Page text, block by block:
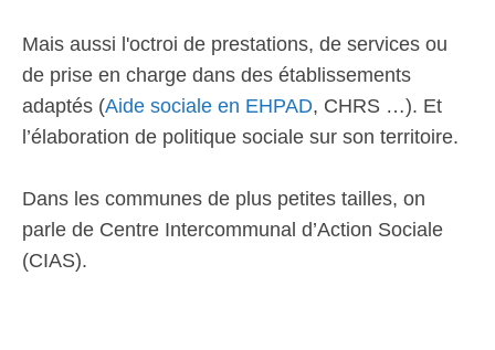
Mais aussi l'octroi de prestations, de services ou
de prise en charge dans des établissements
adaptés (Aide sociale en EHPAD, CHRS …). Et
l’élaboration de politique sociale sur son territoire.
Dans les communes de plus petites tailles, on
parle de Centre Intercommunal d’Action Sociale
(CIAS).